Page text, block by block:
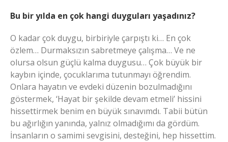
Bu bir yılda en çok hangi duyguları yaşadınız?
O kadar çok duygu, birbiriyle çarpıştı ki… En çok
özlem… Durmaksızın sabretmeye çalışma… Ve ne
olursa olsun güçlü kalma duygusu… Çok büyük bir
kaybın içinde, çocuklarıma tutunmayı öğrendim.
Onlara hayatın ve evdeki düzenin bozulmadığını
göstermek, ‘Hayat bir şekilde devam etmeli’ hissini
hissettirmek benim en büyük sınavımdı. Tabii bütün
bu ağırlığın yanında, yalnız olmadığımı da gördüm.
İnsanların o samimi sevgisini, desteğini, hep hissettim.